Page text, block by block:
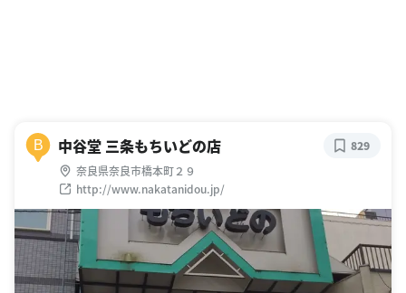
B 中谷堂 三条もちいどの店
奈良県奈良市橋本町２９
http://www.nakatanidou.jp/
829